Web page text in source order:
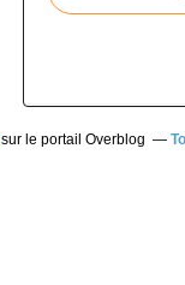
sur le portail Overblog